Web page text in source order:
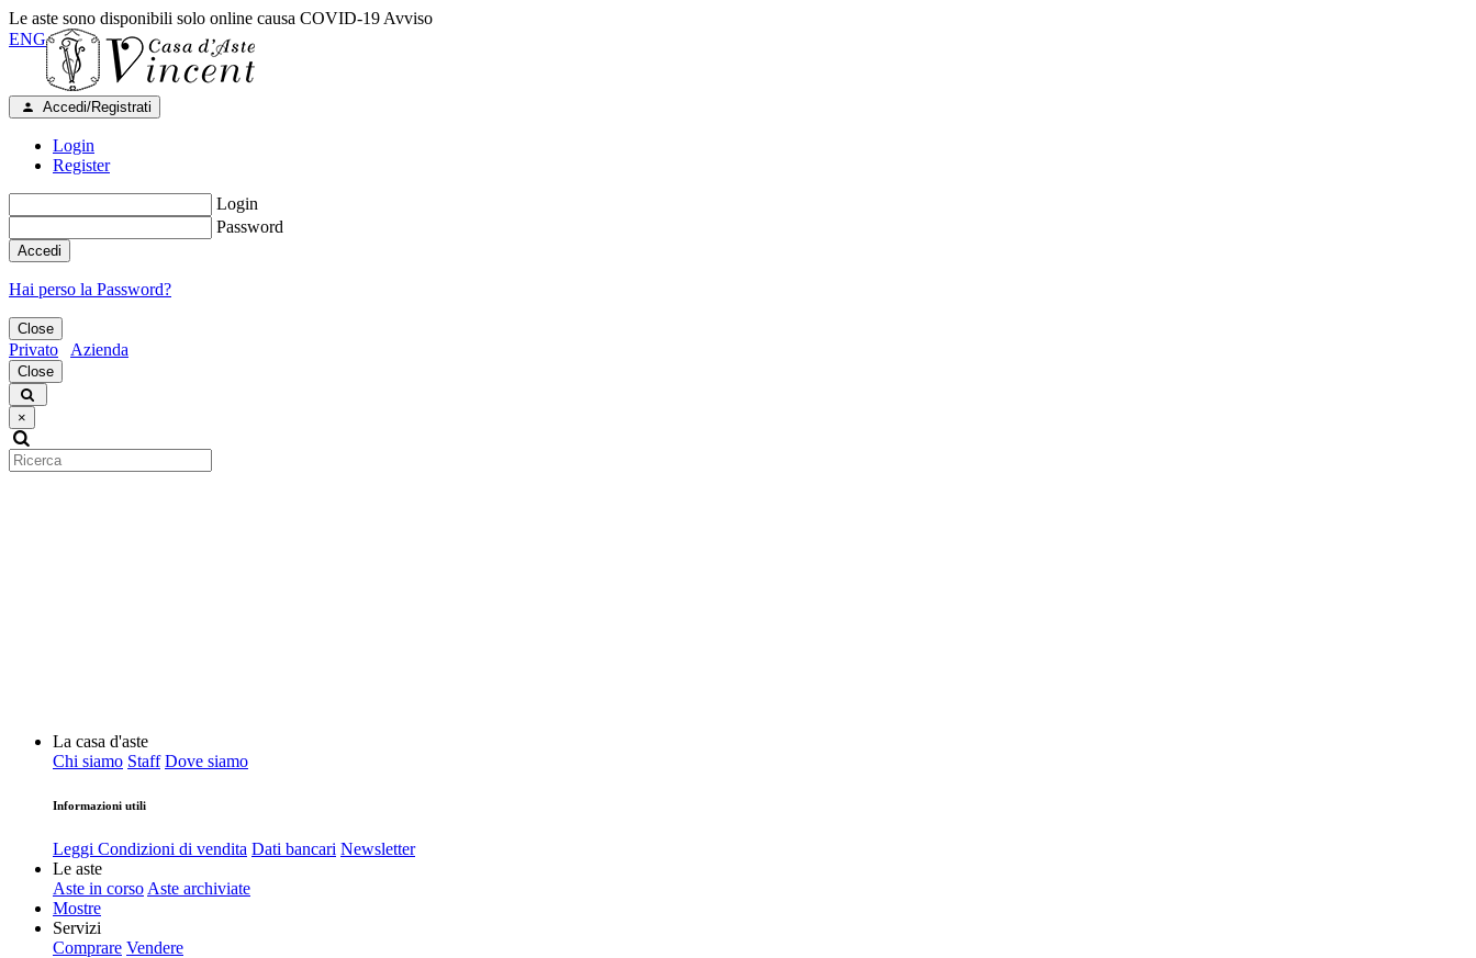
Le aste sono disponibili solo online causa COVID-19 Avviso
ENG
Accedi/Registrati
Login
Register
Login
Password
Accedi
Hai perso la Password?
Close
Privato Azienda
Close
×
La casa d'aste
Chi siamo Staff Dove siamo
Informazioni utili
Leggi Condizioni di vendita Dati bancari Newsletter
Le aste
Aste in corso Aste archiviate
Mostre
Servizi
Comprare Vendere